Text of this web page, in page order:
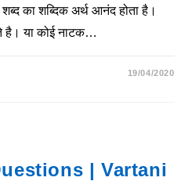
का शब्दिक अर्थ आनंद होता है।
है। या कोई नाटक…
19/04/2020
| Vartani